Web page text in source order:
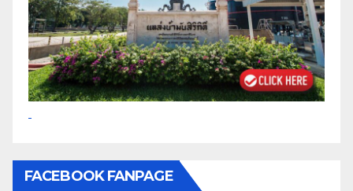
FACEBOOK FANPAGE